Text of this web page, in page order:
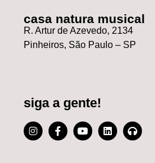
casa natura musical
R. Artur de Azevedo, 2134
Pinheiros, São Paulo – SP
siga a gente!